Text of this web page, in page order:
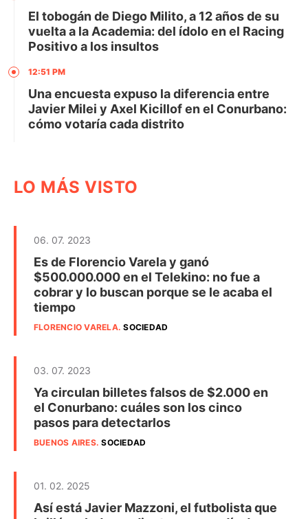
El tobogán de Diego Milito, a 12 años de su
vuelta a la Academia: del ídolo en el Racing
Positivo a los insultos
12:51 PM
Una encuesta expuso la diferencia entre
Javier Milei y Axel Kicillof en el Conurbano:
cómo votaría cada distrito
LO MÁS VISTO
06. 07. 2023
Es de Florencio Varela y ganó
$500.000.000 en el Telekino: no fue a
cobrar y lo buscan porque se le acaba el
tiempo
FLORENCIO VARELA.SOCIEDAD
03. 07. 2023
Ya circulan billetes falsos de $2.000 en
el Conurbano: cuáles son los cinco
pasos para detectarlos
BUENOS AIRES.SOCIEDAD
01. 02. 2025
Así está Javier Mazzoni, el futbolista que